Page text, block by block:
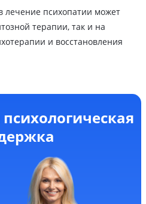
лечение психопатии может
терапии, так и на
и восстановления